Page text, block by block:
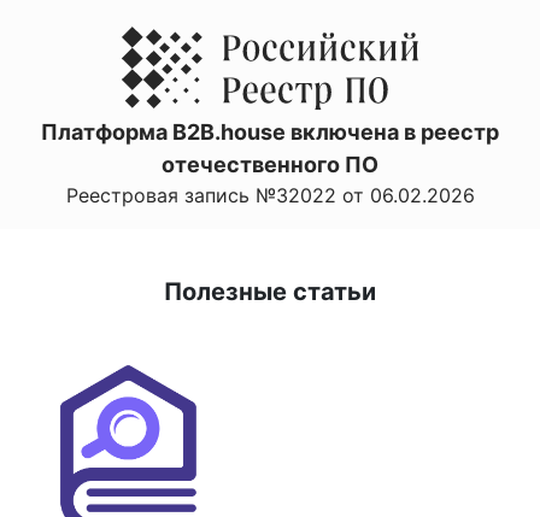
Платформа B2B.house включена в реестр
отечественного ПО
Реестровая запись №32022 от 06.02.2026
Полезные статьи